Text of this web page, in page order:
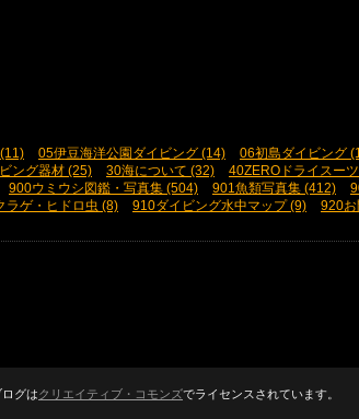
05伊豆海洋公園ダイビング (14) 06初島ダイビング
ング器材 (25) 30海について (32) 40ZEROドライスー
900ウミウシ図鑑・写真集 (504) 901魚類写真集 (412)
ラゲ・ヒドロ虫 (8) 910ダイビング水中マップ (9) 920お
ログはクリエイティブ・コモンズでライセンスされています。